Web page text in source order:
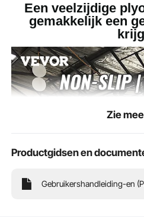
Een veelzijdige
gemakkelijk een
Zie
Productgidsen en
Gebruikershandleiding-en